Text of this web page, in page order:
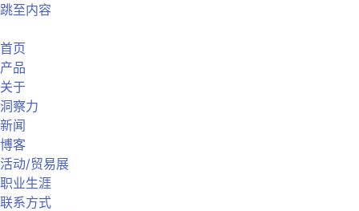
跳至内容
首页
产品
关于
洞察力
新闻
博客
活动/贸易展
职业生涯
联系方式